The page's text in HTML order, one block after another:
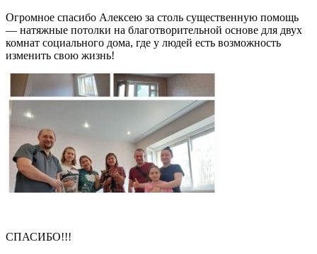
Огромное спасибо Алексею за столь существенную помощь
— натяжные потолки на благотворительной основе для двух
комнат социального дома, где у людей есть возможность
изменить свою жизнь!
СПАСИБО!!!